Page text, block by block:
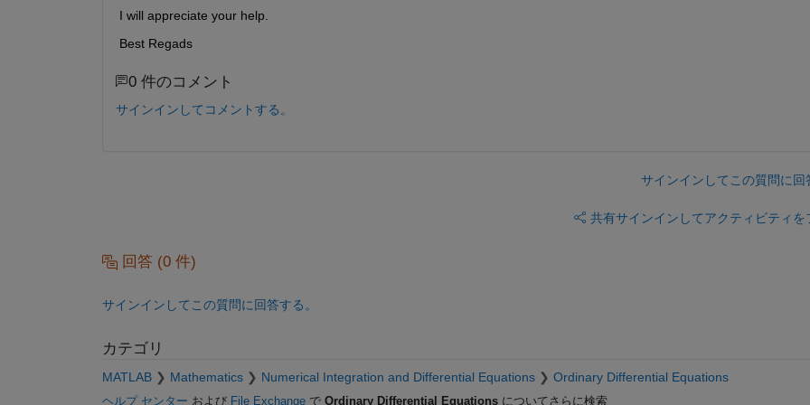
I will appreciate your help.
Best Regads
0 件のコメント
サインインしてコメントする。
サインインしてこの質問に回
共有サインインしてアクティビティを
回答 (0 件)
サインインしてこの質問に回答する。
カテゴリ
MATLAB Mathematics Numerical Integration and Differential Equations Ordinary Differential Equations
ヘルプ センター および File Exchangeで Ordinary Differential Equationsについてさらに検索